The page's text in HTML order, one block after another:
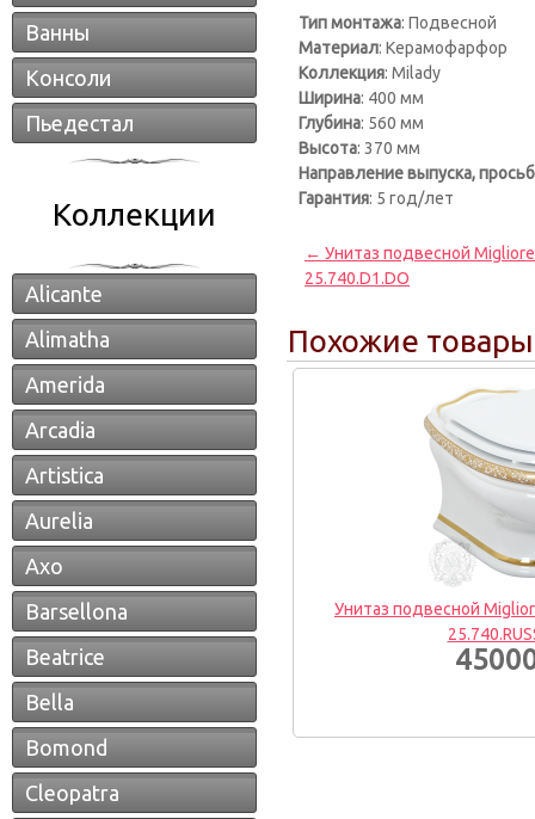
Ванны
Консоли
Пьедестал
Коллекции
Alicante
Alimatha
Amerida
Arcadia
Artistica
Aurelia
Axo
Barsellona
Beatrice
Bella
Bomond
Cleopatra
Тип монтажа: Подвесной
Материал: Керамофарфор
Коллекция: Milady
Ширина: 400 мм
Глубина: 560 мм
Высота: 370 мм
Направление выпуска,
Гарантия: 5 год/лет
← Унитаз подвесной
25.740.D1.DO
Похожие товары
Унитаз подвесной